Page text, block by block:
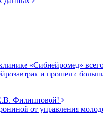
«Сибнейромед»
и прошел с
Филипповой!
от управления